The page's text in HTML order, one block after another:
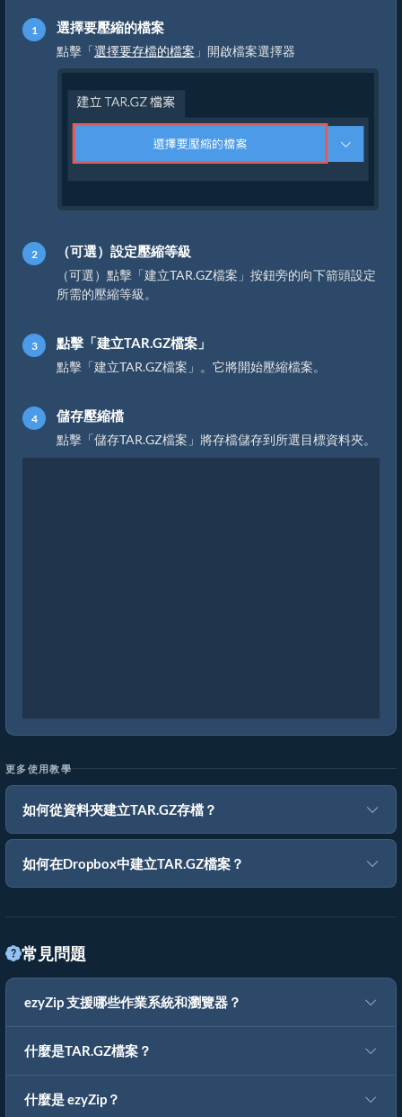
選擇要壓縮的檔案
點擊「選擇要存檔的檔案 」開啟檔案選擇器
（可選）設定壓縮等級
（可選）點擊「建立TAR.GZ檔案」按鈕旁的向下箭頭設定
所需的壓縮等級。
點擊「建立TAR.GZ檔案」
點擊「建立TAR.GZ檔案」。它將開始壓縮檔案。
儲存壓縮檔
點擊「儲存TAR.GZ檔案」將存檔儲存到所選目標資料夾。
更多使用教學
如何從資料夾建立TAR.GZ存檔？
如何在Dropbox中建立TAR.GZ檔案？
常見問題
ezyZip 支援哪些作業系統和瀏覽器？
什麼是TAR.GZ檔案？
什麼是 ezyZip？